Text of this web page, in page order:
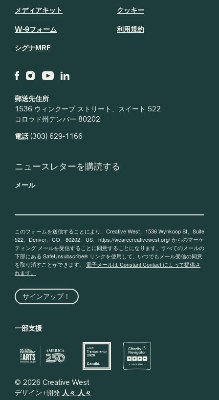
郵送先住所
1536 ウィンクープ ストリート、スイート 522
コロラド州デンバー 80202
電話(303) 629-1166
メディアキット
W-9フォーム
シグナMRF
クッキー
利用規約
ニュースレターを購読する
メール
このフォームを送信することにより、Creative West、1536 Wynkoop St、Suite
522、Denver、CO、80202、US、https://wearecreativewest.org/ からのマーケ
ティング メールを受信することに同意することになります。すべてのメールの
下部にある SafeUnsubscribe® リンクを使用して、いつでもメール受信の同意
を取り消すことができます。 電子メールは Constant Contact によって提供さ
れます。
サインアップ！
一部支援
© 2026 Creative West
デザイン+開発 人々 人々